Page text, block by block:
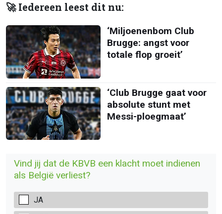
🚀 Iedereen leest dit nu:
‘Miljoenenbom Club
Brugge: angst voor
totale flop groeit’
‘Club Brugge gaat voor
absolute stunt met
Messi-ploegmaat’
Vind jij dat de KBVB een klacht moet indienen
als België verliest?
JA